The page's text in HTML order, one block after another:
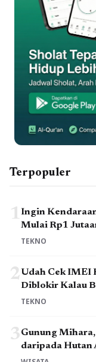
Terpopuler
1Ingin
Mulai Rp1
TEKNO
2Udah Cek IMEI
Diblokir Kalau
TEKNO
3Gunung
daripada Hutan